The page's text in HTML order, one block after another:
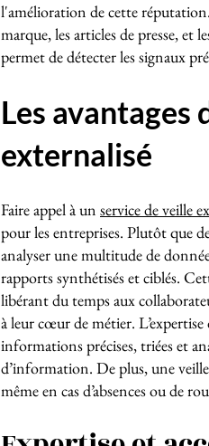
l'amélioration de cette
marque, les articles de presse, et
permet de détecter les signaux
Les avantages
externalisé
Faire appel à un service de veille
pour les entreprises. Plutôt que
analyser une multitude de
rapports synthétisés et ciblés.
libérant du temps aux
à leur cœur de métier.
informations précises, triées et
d’information. De plus, une
même en cas d’absences ou de